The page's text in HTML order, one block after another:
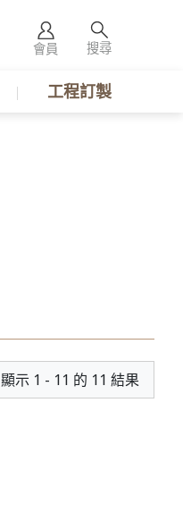
會員 搜尋
工程訂製
顯示 1 - 11 的 11 結果